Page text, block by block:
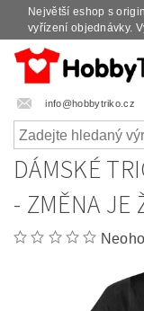
Největší eshop s
vyřízení objednávky.
info@hobbytriko.cz
DÁMSKÉ
- ZMĚNA JE